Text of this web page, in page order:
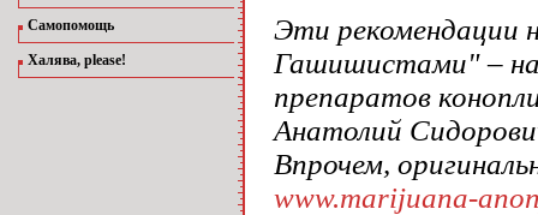
Самопомощь
Халява, please!
Эти рекомендации
Гашишистами" –
препаратов
Анатолий
Впрочем,
www.marijuana-